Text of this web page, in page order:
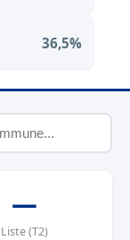
36,5%
—
Liste (T2)